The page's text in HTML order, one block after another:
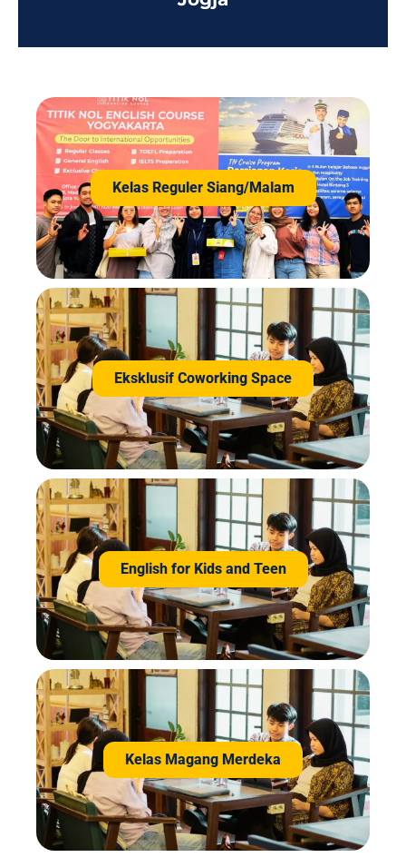
Kelas Reguler Siang/Malam
Eksklusif Coworking Space
English for Kids and Teen
Kelas Magang Merdeka